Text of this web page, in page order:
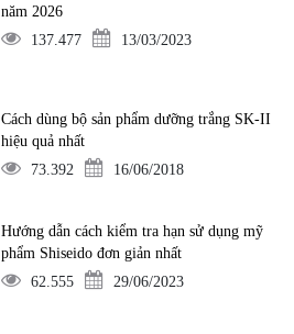
năm 2026
137.477
13/03/2023
Cách dùng bộ sản phẩm dưỡng trắng SK-II
hiệu quả nhất
73.392
16/06/2018
Hướng dẫn cách kiểm tra hạn sử dụng mỹ
phẩm Shiseido đơn giản nhất
62.555
29/06/2023